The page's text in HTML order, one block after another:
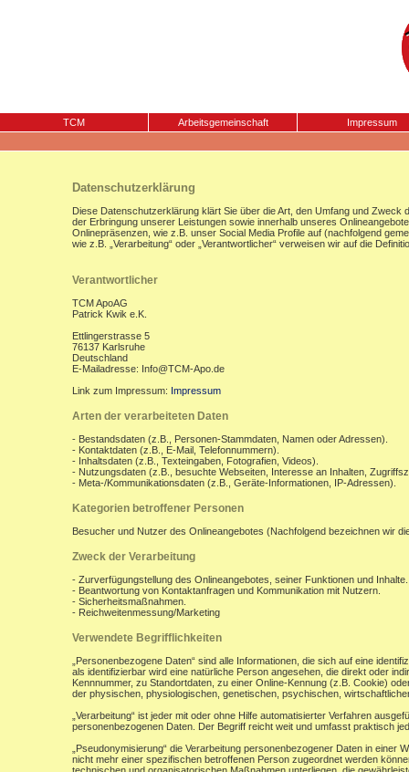
TCM Arbeitsgemeinschaft Impressum
Datenschutzerklärung
Diese Datenschutzerklärung klärt Sie über die Art, den Umfang und
der Erbringung unserer Leistungen sowie innerhalb unseres
Onlinepräsenzen, wie z.B. unser Social Media Profile auf (nachfolgend
wie z.B. „Verarbeitung“ oder „Verantwortlicher“ verweisen wir auf die
Verantwortlicher
TCM ApoAG
Patrick Kwik e.K.
Ettlingerstrasse 5
76137 Karlsruhe
Deutschland
E-Mailadresse: Info@TCM-Apo.de
Link zum Impressum: Impressum
Arten der verarbeiteten Daten
- Bestandsdaten (z.B., Personen-Stammdaten, Namen oder Adressen).
- Kontaktdaten (z.B., E-Mail, Telefonnummern).
- Inhaltsdaten (z.B., Texteingaben, Fotografien, Videos).
- Nutzungsdaten (z.B., besuchte Webseiten, Interesse an Inhalten,
- Meta-/Kommunikationsdaten (z.B., Geräte-Informationen, IP-Adressen).
Kategorien betroffener Personen
Besucher und Nutzer des Onlineangebotes (Nachfolgend bezeichnen wir
Zweck der Verarbeitung
- Zurverfügungstellung des Onlineangebotes, seiner Funktionen und Inhalte.
- Beantwortung von Kontaktanfragen und Kommunikation mit Nutzern.
- Sicherheitsmaßnahmen.
- Reichweitenmessung/Marketing
Verwendete Begrifflichkeiten
„Personenbezogene Daten“ sind alle Informationen, die sich auf eine
als identifizierbar wird eine natürliche Person angesehen, die direkt oder
Kennnummer, zu Standortdaten, zu einer Online-Kennung (z.B. Cookie)
der physischen, physiologischen, genetischen, psychischen,
„Verarbeitung“ ist jeder mit oder ohne Hilfe automatisierter Verfahren
personenbezogenen Daten. Der Begriff reicht weit und umfasst praktisch
„Pseudonymisierung“ die Verarbeitung personenbezogener Daten in
nicht mehr einer spezifischen betroffenen Person zugeordnet werden